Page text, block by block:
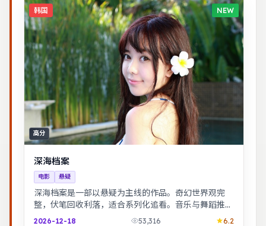
韩国 NEW
高分
深海档案
电影 悬疑
深海档案是一部以悬疑为主线的作品。奇幻世界观完
整，伏笔回收利落，适合系列化追看。音乐与舞蹈推动
剧情，舞台感强，视听体验突出。
2026-12-18 53,316 6.2